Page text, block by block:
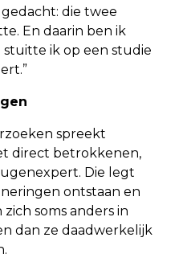
die twee
En daarin ben ik
stuitte ik op een studie
spreekt
direct betrokkenen,
Die legt
ontstaan en
soms anders in
dan ze daadwerkelijk